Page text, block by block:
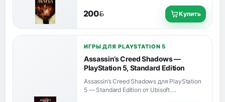
включает русский интерфейс, субтитры и
озвучку.
200
BYN Купить
ИГРЫ ДЛЯ PLAYSTATION 5
Assassin’s Creed Shadows —
PlayStation 5, Standard Edition
Assassin’s Creed Shadows для PlayStation
5 — Standard Edition от Ubisoft.